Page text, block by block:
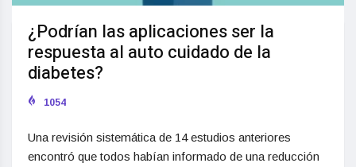
¿Podrían las aplicaciones ser la
respuesta al auto cuidado de la
diabetes?
1054
Una revisión sistemática de 14 estudios anteriores
encontró que todos habían informado de una reducción